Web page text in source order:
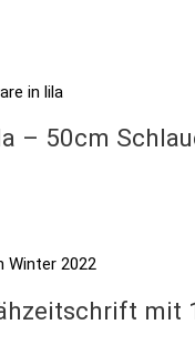
– 50cm
mit